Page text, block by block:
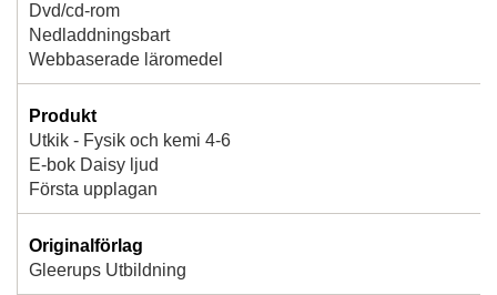
Dvd/cd-rom
Nedladdningsbart
Webbaserade läromedel
Produkt
Utkik - Fysik och kemi 4-6
E-bok Daisy ljud
Första upplagan
Originalförlag
Gleerups Utbildning